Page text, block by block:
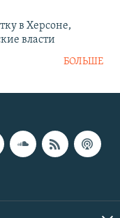
в Херсоне,
власти
БОЛЬШЕ